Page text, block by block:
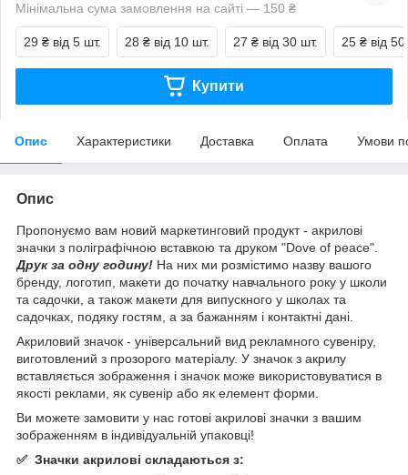
Мінімальна сума замовлення на сайті — 150 ₴
29 ₴ від 5 шт. 28 ₴ від 10 шт. 27 ₴ від 30 шт. 25 ₴ від
Купити
Опис Характеристики Доставка Оплата Умови
Опис
Пропонуємо вам новий маркетинговий продукт - акрилові
значки з поліграфічною вставкою та друком "Dove of peace".
Друк за одну годину! На них ми розмістимо назву вашого
бренду, логотип, макети до початку навчального року у школи
та садочки, а також макети для випускного у школах та
садочках, подяку гостям, а за бажанням і контактні дані.
Акриловий значок - універсальний вид рекламного сувеніру,
виготовлений з прозорого матеріалу. У значок з акрилу
вставляється зображення і значок може використовуватися в
якості реклами, як сувенір або як елемент форми.
Ви можете замовити у нас готові акрилові значки з вашим
зображенням в індивідуальній упаковці!
✅ Значки акрилові складаються з: